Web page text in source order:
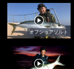
オフショアソルト